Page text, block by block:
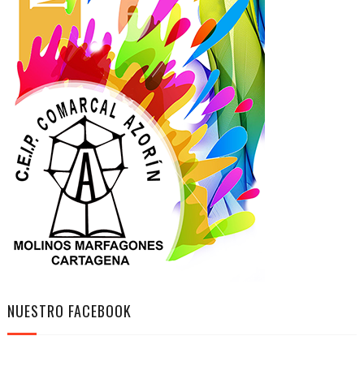
NUESTRO FACEBOOK